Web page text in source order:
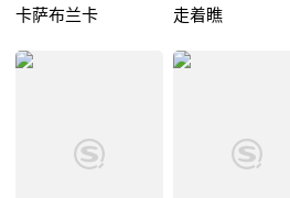
卡萨布兰卡 走着瞧